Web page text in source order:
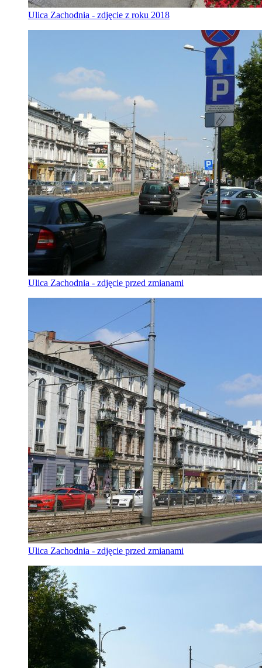
Ulica Zachodnia - zdjęcie z roku 2018
Ulica Zachodnia - zdjęcie przed zmianami
Ulica Zachodnia - zdjęcie przed zmianami